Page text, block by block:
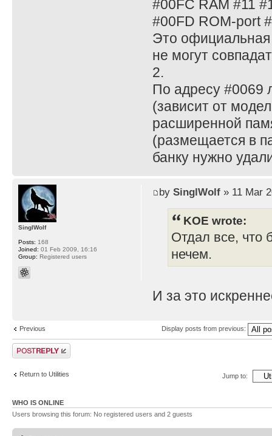
#00FC RAM #11
#00FD ROM-port
Это официальная
не могут
2.
По адресу #0069
(зависит от
расширенной
(размещается в
банку нужно
by SinglWolf» 11 Mar
KOE wrote:
Отдал все, что
нечем.
И за это
SinglWolf
Posts: 168
Joined: 01 Feb 2009, 16:16
Group: Registered users
Previous Display posts from previous:
Post a reply
Return to Utilities Jump to:
WHO IS ONLINE
Users browsing this forum: No registered users and 2 guests